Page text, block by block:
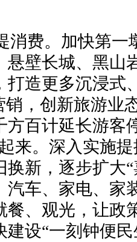
消费。加快第一
悬壁长城、黑山
打造更多沉浸式
销，创新旅游业
方百计延长游客
来。深入实施
换新，逐步扩大
汽车、家电、家
餐、观光，让政
建设“一刻钟便